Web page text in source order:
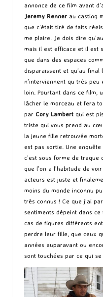
annonce de ce film avant
Jeremy Renner au casting
que c’était tiré de faits
me plaire. Je dois dire
mais il est efficace et il est
que dans des espaces
disparaissent et qu’au
n’interviennent qu très
loin. Pourtant dans ce film,
lâcher le morceau et fera
par Cory Lambert qui est
triste qui vous prend au
la jeune fille retrouvée
est pas sortie. Une
c’est sous forme de traque
que l’on a l’habitude de
acteurs est juste et
moins du monde inconnu
très connus ! Ce que j’ai
sentiments dépeint dans ce
cas de figures différents
perdre leur fille, que ceux
années auparavant ou
sont touchées par ce qui se